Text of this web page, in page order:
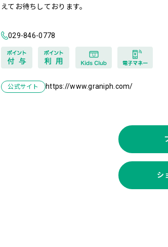
えてお待ちしております。
029-846-0778
公式サイト https://www.graniph.com/
シ